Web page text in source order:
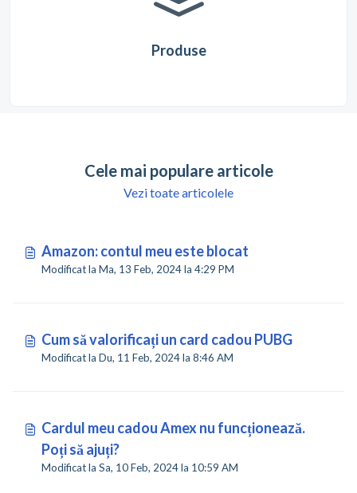
Produse
Cele mai populare articole
Vezi toate articolele
Amazon: contul meu este blocat
Modificat la Ma, 13 Feb, 2024 la 4:29 PM
Cum să valorificați un card cadou PUBG
Modificat la Du, 11 Feb, 2024 la 8:46 AM
Cardul meu cadou Amex nu funcționează.
Poți să ajuți?
Modificat la Sa, 10 Feb, 2024 la 10:59 AM